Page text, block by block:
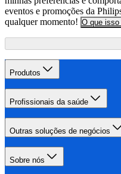
eventos e promoções da
qualquer momento! O que
Produtos
Profissionais da saúde
Outras soluções de negócios
Sobre nós